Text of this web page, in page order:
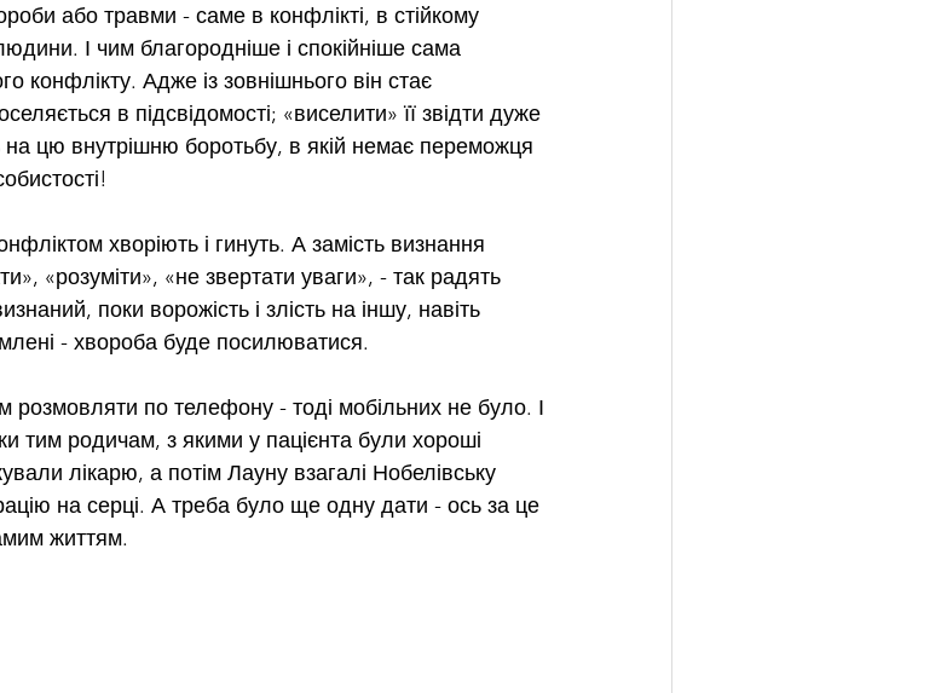
або травми - саме в конфлікті, в стійкому
І чим благородніше і спокійніше сама
конфлікту. Адже із зовнішнього він стає
в підсвідомості; «виселити» її звідти дуже
на цю внутрішню боротьбу, в якій немає переможця
хворіють і гинуть. А замість визнання
«розуміти», «не звертати уваги», - так радять
поки ворожість і злість на іншу, навіть
- хвороба буде посилюватися.
розмовляти по телефону - тоді мобільних не було. І
тим родичам, з якими у пацієнта були хороші
лікарю, а потім Лауну взагалі Нобелівську
на серці. А треба було ще одну дати - ось за це
життям.